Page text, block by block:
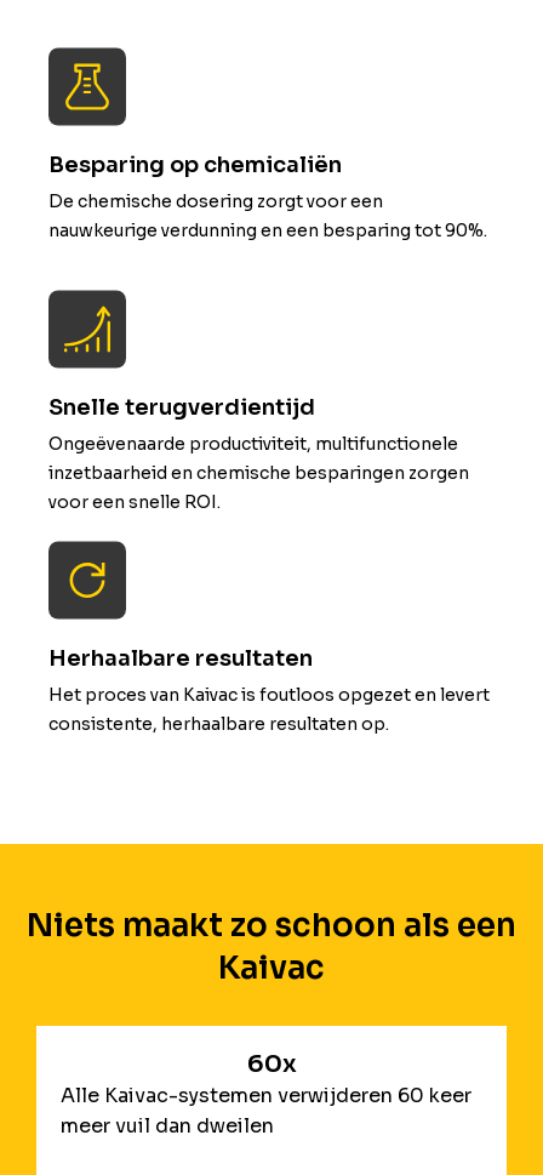
Besparing op chemicaliën
De chemische dosering zorgt voor een
nauwkeurige verdunning en een besparing tot 90%.
Snelle terugverdientijd
Ongeëvenaarde productiviteit, multifunctionele
inzetbaarheid en chemische besparingen zorgen
voor een snelle ROI.
Herhaalbare resultaten
Het proces van Kaivac is foutloos opgezet en levert
consistente, herhaalbare resultaten op.
Niets maakt zo schoon als een
Kaivac
60x
Alle Kaivac-systemen verwijderen 60 keer
meer vuil dan dweilen